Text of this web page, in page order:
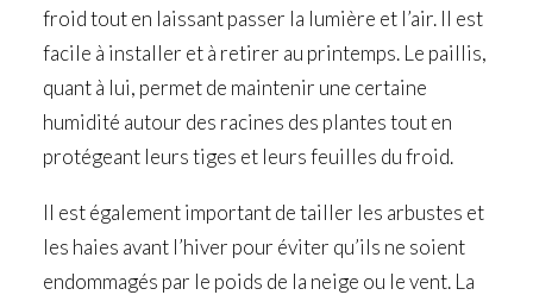
froid tout en laissant passer la lumière et l’air. Il est
facile à installer et à retirer au printemps. Le paillis,
quant à lui, permet de maintenir une certaine
humidité autour des racines des plantes tout en
protégeant leurs tiges et leurs feuilles du froid.
Il est également important de tailler les arbustes et
les haies avant l’hiver pour éviter qu’ils ne soient
endommagés par le poids de la neige ou le vent. La